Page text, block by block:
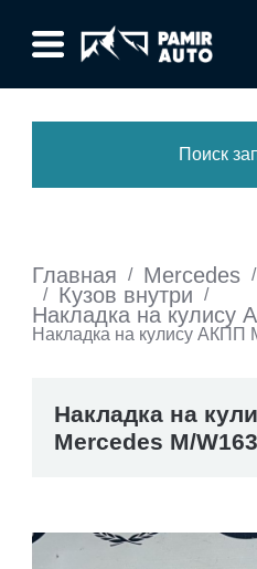
Поиск
Главная / Mercedes /
/ Кузов внутри /
Накладка на кулису
Накладка на кулису АКПП
Накладка на
Mercedes M/